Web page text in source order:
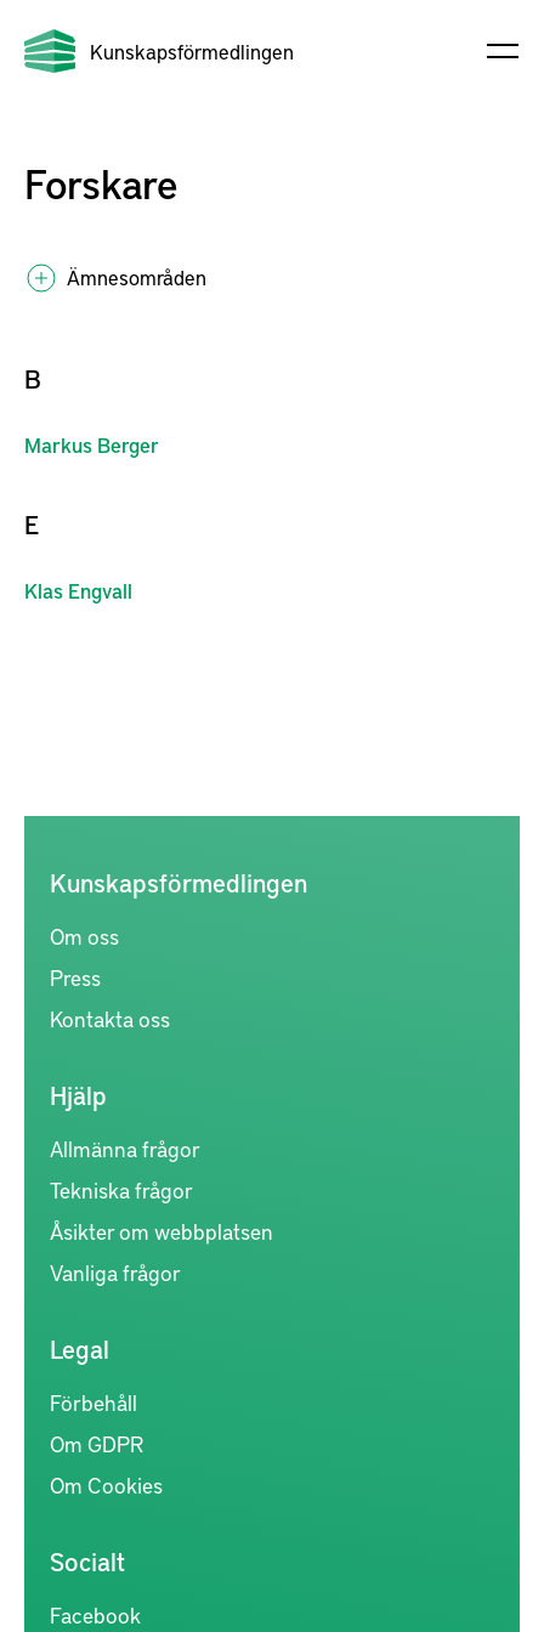
Kunskapsförmedlingen
Forskare
Ämnesområden
B
Markus Berger
E
Klas Engvall
Kunskapsförmedlingen
Om oss
Press
Kontakta oss
Hjälp
Allmänna frågor
Tekniska frågor
Åsikter om webbplatsen
Vanliga frågor
Legal
Förbehåll
Om GDPR
Om Cookies
Socialt
Facebook